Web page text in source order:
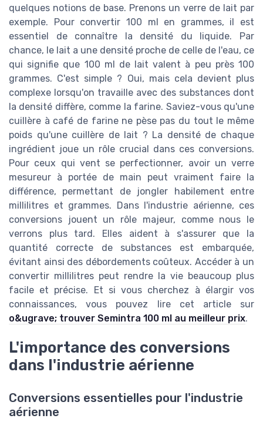
quelques notions de base. Prenons un verre de lait par
exemple. Pour convertir 100 ml en grammes, il est
essentiel de connaître la densité du liquide. Par
chance, le lait a une densité proche de celle de l'eau, ce
qui signifie que 100 ml de lait valent à peu près 100
grammes. C'est simple ? Oui, mais cela devient plus
complexe lorsqu'on travaille avec des substances dont
la densité diffère, comme la farine. Saviez-vous qu'une
cuillère à café de farine ne pèse pas du tout le même
poids qu'une cuillère de lait ? La densité de chaque
ingrédient joue un rôle crucial dans ces conversions.
Pour ceux qui vent se perfectionner, avoir un verre
mesureur à portée de main peut vraiment faire la
différence, permettant de jongler habilement entre
millilitres et grammes. Dans l'industrie aérienne, ces
conversions jouent un rôle majeur, comme nous le
verrons plus tard. Elles aident à s'assurer que la
quantité correcte de substances est embarquée,
évitant ainsi des débordements coûteux. Accéder à un
convertir millilitres peut rendre la vie beaucoup plus
facile et précise. Et si vous cherchez à élargir vos
connaissances, vous pouvez lire cet article sur
o&ugrave; trouver Semintra 100 ml au meilleur prix.
L'importance des conversions
dans l'industrie aérienne
Conversions essentielles pour l'industrie
aérienne